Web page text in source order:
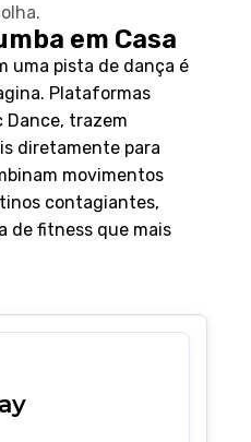
em Casa
uma pista de dança é
Plataformas
Dance, trazem
diretamente para
movimentos
contagiantes,
de fitness que mais